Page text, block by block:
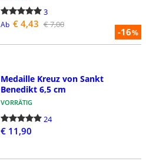
-16%
3
Ab € 4,43 € 7,00
Medaille Kreuz von Sankt
Benedikt 6,5 cm
VORRÄTIG
24
€ 11,90